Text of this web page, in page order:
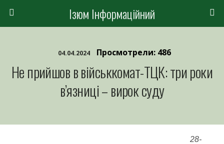
Ізюм Інформаційний
04.04.2024 Просмотрели: 486
Не прийшов в військкомат-ТЦК: три роки
в’язниці – вирок суду
28-